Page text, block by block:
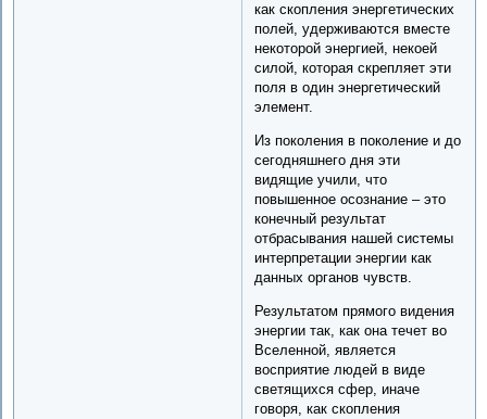
как скопления энергетических
полей, удерживаются вместе
некоторой энергией, некоей
силой, которая скрепляет эти
поля в один энергетический
элемент.
Из поколения в поколение и до
сегодняшнего дня эти
видящие учили, что
повышенное осознание – это
конечный результат
отбрасывания нашей системы
интерпретации энергии как
данных органов чувств.
Результатом прямого видения
энергии так, как она течет во
Вселенной, является
восприятие людей в виде
светящихся сфер, иначе
говоря, как скопления